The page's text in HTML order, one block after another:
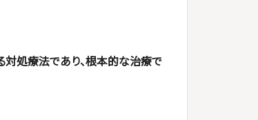
処療法であり、根本的な治療で